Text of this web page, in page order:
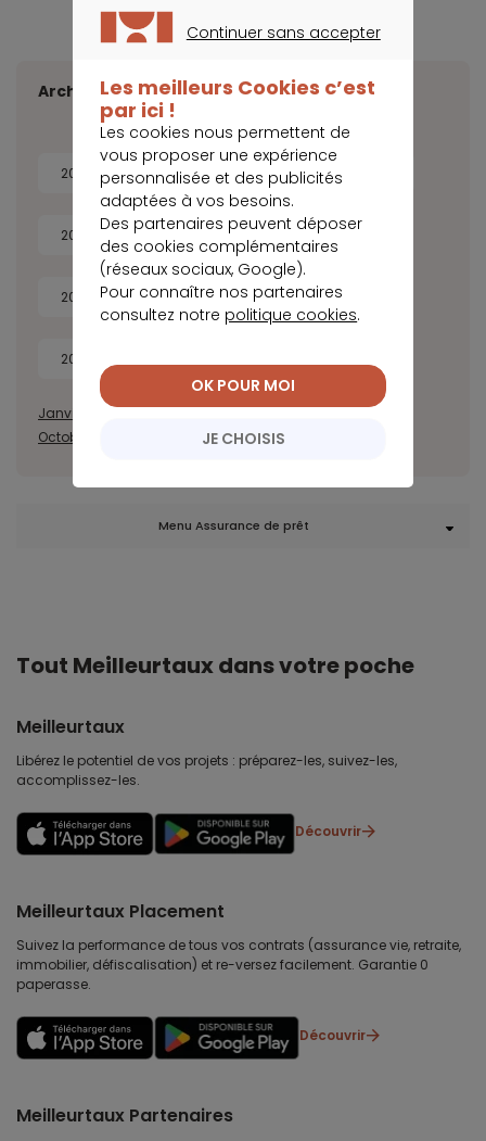
Archives
2026 2025 2024
2022 2021 2020 2019
2018 2017 2016
2014
Janvier Février Mars Avril Juillet Août Septembre
Octobre
Décembre
Menu Assurance de prêt
Tout Meilleurtaux dans votre poche
Meilleurtaux
Libérez le potentiel de vos projets : préparez-les, suivez-les,
accomplissez-les.
Découvrir
Meilleurtaux Placement
Suivez la performance de tous vos contrats (assurance vie, retraite,
immobilier, défiscalisation) et re-versez facilement. Garantie 0
paperasse.
Découvrir
Meilleurtaux Partenaires
Continuer sans accepter
Les meilleurs Cookies c’est
par ici !
Les cookies nous permettent de
vous proposer une expérience
personnalisée et des publicités
adaptées à vos besoins.
Des partenaires peuvent déposer
des cookies complémentaires
(réseaux sociaux, Google).
Pour connaître nos partenaires
consultez notre politique cookies.
JE CHOISIS
OK POUR MOI